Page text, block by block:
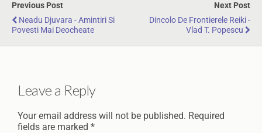
Previous Post
Neadu Djuvara - Amintiri Si
Povesti Mai Deocheate
Next Post
Dincolo De Frontierele Reiki -
Vlad T. Popescu
Leave a Reply
Your email address will not be published. Required
fields are marked *